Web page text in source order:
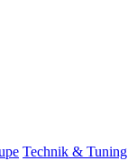
Technik & Tuning